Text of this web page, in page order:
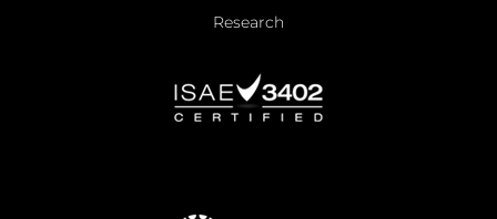
Research